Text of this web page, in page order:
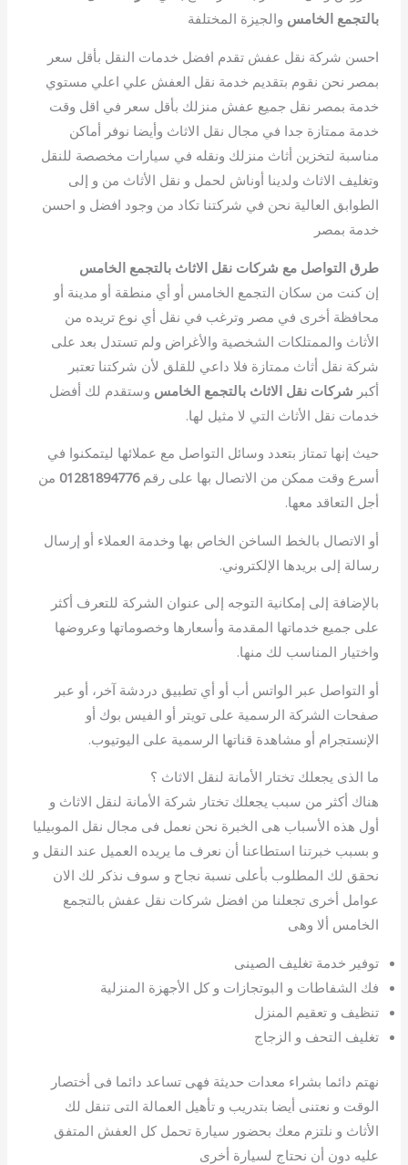
بالتجمع الخامس والجيزة المختلفة
احسن شركة نقل عفش تقدم افضل خدمات النقل بأقل سعر
بمصر نحن نقوم بتقديم خدمة نقل العفش علي اعلي مستوي
خدمة بمصر نقل جميع عفش منزلك بأقل سعر في اقل وقت
خدمة ممتازة جدا في مجال نقل الاثاث وأيضا نوفر أماكن
مناسبة لتخزين أثاث منزلك ونقله في سيارات مخصصة للنقل
وتغليف الاثاث ولدينا أوناش لحمل و نقل الأثاث من و إلى
الطوابق العالية نحن في شركتنا تكاد من وجود افضل و احسن
خدمة بمصر
طرق التواصل مع شركات نقل الاثاث بالتجمع الخامس
إن كنت من سكان التجمع الخامس أو أي منطقة أو مدينة أو
محافظة أخرى في مصر وترغب في نقل أي نوع تريده من
الأثاث والممتلكات الشخصية والأغراض ولم تستدل بعد على
شركة نقل أثاث ممتازة فلا داعي للقلق لأن شركتنا تعتبر
أكبر شركات نقل الاثاث بالتجمع الخامس وستقدم لك أفضل
خدمات نقل الأثاث التي لا مثيل لها.
حيث إنها تمتاز بتعدد وسائل التواصل مع عملائها ليتمكنوا في
أسرع وقت ممكن من الاتصال بها على رقم01281894776 من
أجل التعاقد معها.
أو الاتصال بالخط الساخن الخاص بها وخدمة العملاء أو إرسال
رسالة إلى بريدها الإلكتروني.
بالإضافة إلى إمكانية التوجه إلى عنوان الشركة للتعرف أكثر
على جميع خدماتها المقدمة وأسعارها وخصوماتها وعروضها
واختيار المناسب لك منها.
أو التواصل عبر الواتس أب أو أي تطبيق دردشة آخر، أو عبر
صفحات الشركة الرسمية على تويتر أو الفيس بوك أو
الإنستجرام أو مشاهدة قناتها الرسمية على اليوتيوب.
ما الذى يجعلك تختار الأمانة لنقل الاثاث ؟
هناك أكثر من سبب يجعلك تختار شركة الأمانة لنقل الاثاث و
أول هذه الأسباب هى الخبرة نحن نعمل فى مجال نقل الموبيليا
و بسبب خبرتنا استطاعنا أن نعرف ما يريده العميل عند النقل و
نحقق لك المطلوب بأعلى نسبة نجاح و سوف نذكر لك الان
عوامل أخرى تجعلنا من افضل شركات نقل عفش بالتجمع
الخامس ألا وهى
توفير خدمة تغليف الصينى
فك الشفاطات و البوتجازات و كل الأجهزة المنزلية
تنظيف و تعقيم المنزل
تغليف التحف و الزجاج
نهتم دائما بشراء معدات حديثة فهى تساعد دائما فى أختصار
الوقت و نعتنى أيضا بتدريب و تأهيل العمالة التى تنقل لك
الأثاث و نلتزم معك بحضور سيارة تحمل كل العفش المتفق
عليه دون أن نحتاج لسيارة أخرى